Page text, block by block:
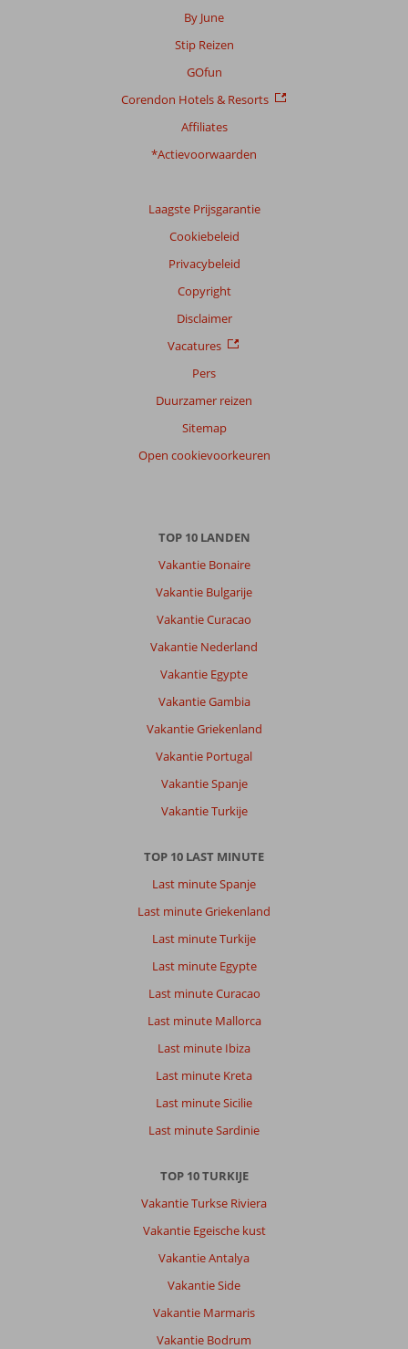
By June
Stip Reizen
GOfun
Corendon Hotels & Resorts
Affiliates
*Actievoorwaarden
Laagste Prijsgarantie
Cookiebeleid
Privacybeleid
Copyright
Disclaimer
Vacatures
Pers
Duurzamer reizen
Sitemap
Open cookievoorkeuren
TOP 10 LANDEN
Vakantie Bonaire
Vakantie Bulgarije
Vakantie Curacao
Vakantie Nederland
Vakantie Egypte
Vakantie Gambia
Vakantie Griekenland
Vakantie Portugal
Vakantie Spanje
Vakantie Turkije
TOP 10 LAST MINUTE
Last minute Spanje
Last minute Griekenland
Last minute Turkije
Last minute Egypte
Last minute Curacao
Last minute Mallorca
Last minute Ibiza
Last minute Kreta
Last minute Sicilie
Last minute Sardinie
TOP 10 TURKIJE
Vakantie Turkse Riviera
Vakantie Egeische kust
Vakantie Antalya
Vakantie Side
Vakantie Marmaris
Vakantie Bodrum